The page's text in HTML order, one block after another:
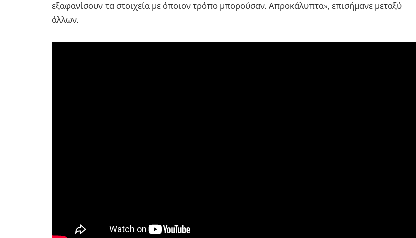
εξαφανίσουν τα στοιχεία με όποιον τρόπο μπορούσαν. Απροκάλυπτα», επισήμανε μεταξύ
άλλων.